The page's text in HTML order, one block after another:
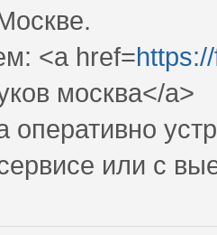
<a href=
москва</a>
или с